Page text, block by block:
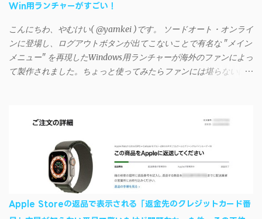
に設定する （念のため）再起動する iSyncrでパスワードを入力す
すれば完了 一度この手順を施せば、言語設定は日本語に戻して
もOKだ。これでWi-Fiを使った同期機能が使えるようになる。USB
接続による同期については、アプリに根本的な不具合が発生して
おり、現時点で使えないようだ。諦めよう。 今回の不具合につ
iSyncrを活用することで、Androidデバイスでもレート機能や再生
ートフォンに移行したい場合に役立つはずだ。
Win用ランチャーがすごい！
こんにちわ、やむけい( @yamkei )です。 ソードオート・オンライ
ンに登場し、ログアウトボタンが出てこないことで有名な "メイン
メニュー" を再現したWindows用ランチャーが海外のファンによっ
て製作されました。ちょっと使ってみたらファンには堪らないほ
す・・・。カッコイイ！！ 開発ページ（英語） gpbeta.com - The
SAO Utilities Project – development log インストール（導入）手順
1. 開発ページ のDownloadsの項目から自分のOSにあったファイル
をダウンロードする。 Windows（Windows2000, XP, Vista, Win7,
Win8）に対応です。 （ ◆自分のパソコンが 32 ビット版か 64 ビッ
ト版かを確認したい ） 2.ダウンロードしたファイルを解凍後、
（自分はProgram Filesの中に移動させちゃいました）フォルダの
Apple Storeの返品で表示される「返金先のクレジットカード番